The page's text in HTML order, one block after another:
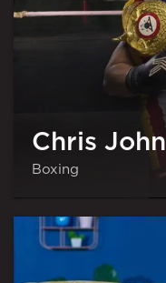
Chris John
Boxing